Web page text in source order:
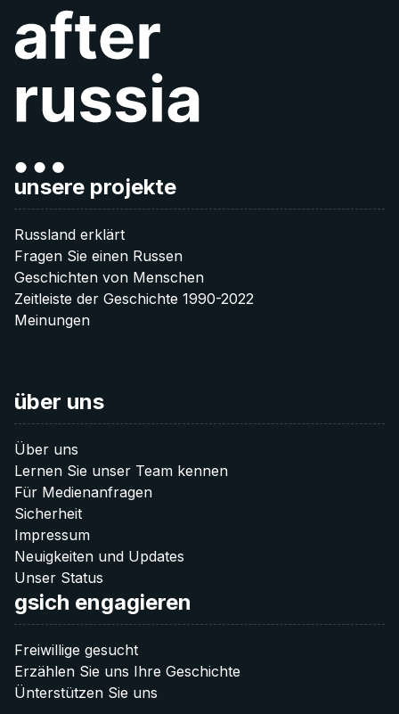
unsere projekte
Russland erklärt
Fragen Sie einen Russen
Geschichten von Menschen
Zeitleiste der Geschichte 1990-2022
Meinungen
über uns
Über uns
Lernen Sie unser Team kennen
Für Medienanfragen
Sicherheit
Impressum
Neuigkeiten und Updates
Unser Status
gsich engagieren
Freiwillige gesucht
Erzählen Sie uns Ihre Geschichte
Ünterstützen Sie uns